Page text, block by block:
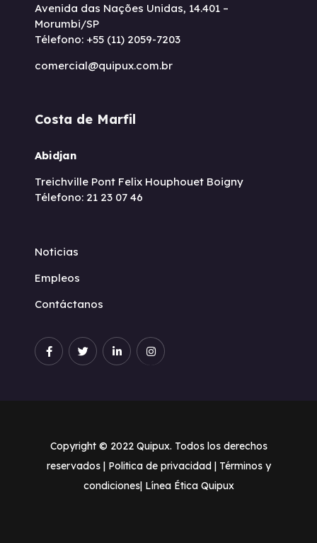
Avenida das Nações Unidas, 14.401 –
Morumbi/SP
Télefono: +55 (11) 2059-7203
comercial@quipux.com.br
Costa de Marfil
Abidjan
Treichville Pont Felix Houphouet Boigny
Télefono: 21 23 07 46
Noticias
Empleos
Contáctanos
Copyright © 2022 Quipux. Todos los derechos
reservados | Politica de privacidad | Términos y
condiciones| Línea Ética Quipux